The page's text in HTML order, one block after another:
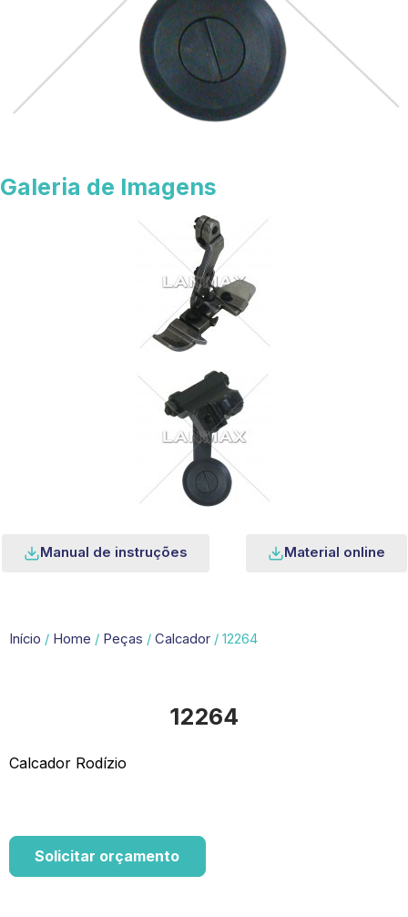
Galeria de Imagens
Manual de instruções Material online
Início / Home / Peças / Calcador / 12264
12264
Calcador Rodízio
Solicitar orçamento